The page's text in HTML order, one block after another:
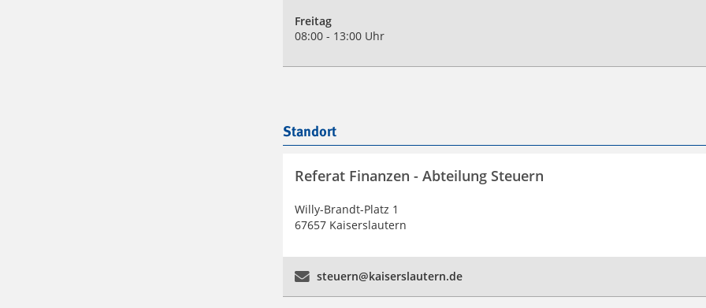
Freitag
08:00 - 13:00 Uhr
Standort
Referat Finanzen - Abteilung Steuern
Willy-Brandt-Platz 1
67657 Kaiserslautern
steuern@kaiserslautern.de